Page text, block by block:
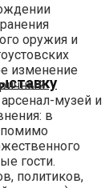
оружия и
изменение
музей и
в
помимо
гости.
политиков,